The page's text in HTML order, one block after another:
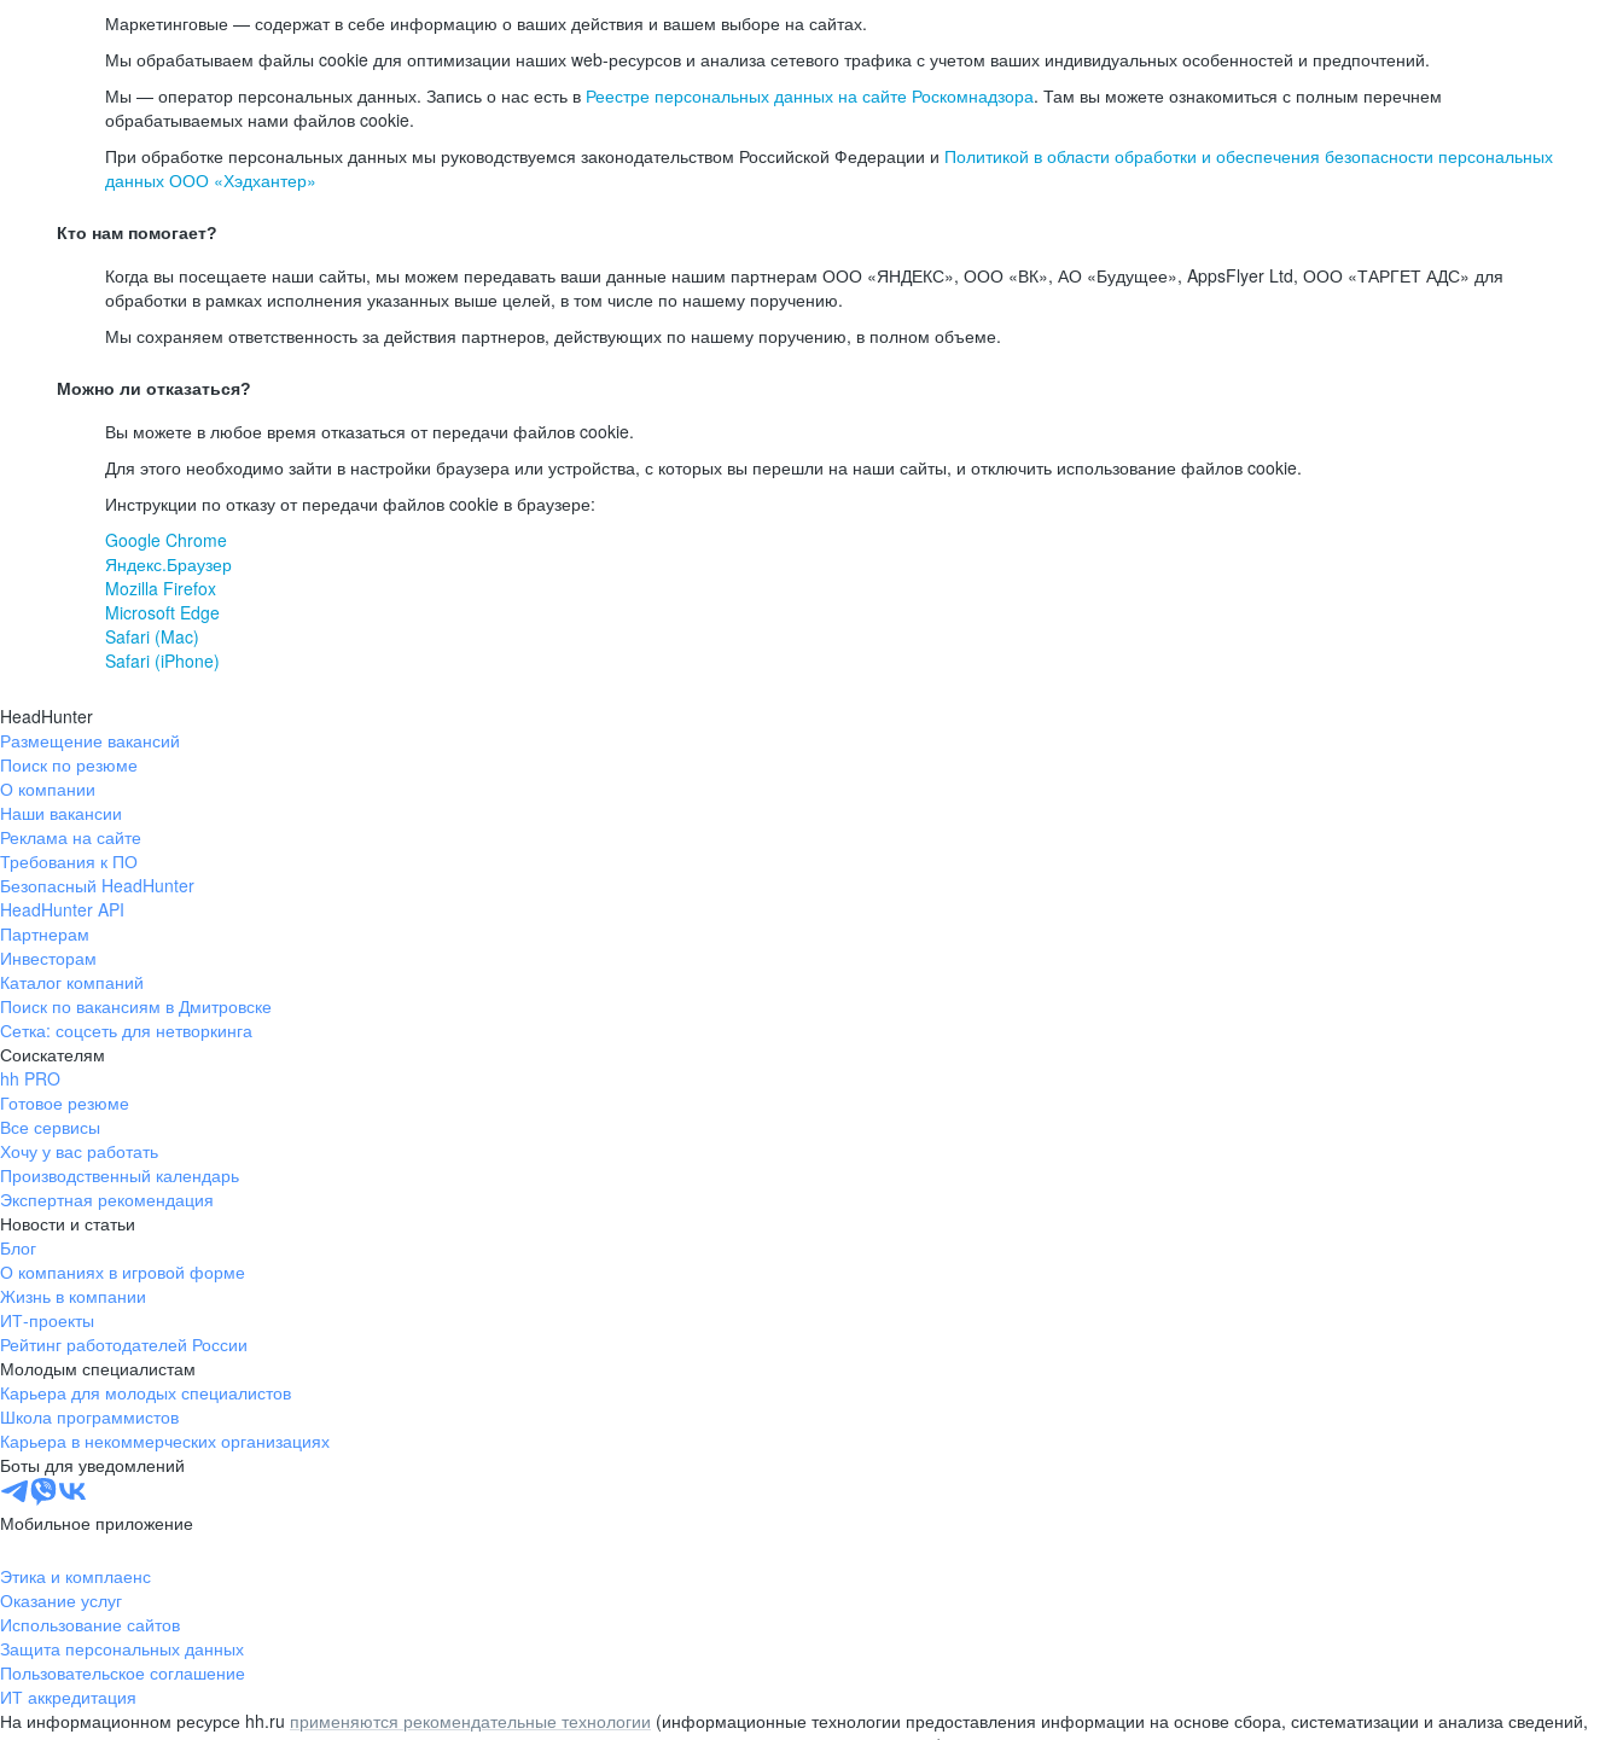
Маркетинговые — содержат в себе информацию о ваших действия и вашем выборе на сайтах.
Мы обрабатываем файлы cookie для оптимизации наших web-ресурсов и анализа сетевого трафика с учетом ваших индивидуальных особенностей и предпочтений.
Мы — оператор персональных данных. Запись о нас есть в Реестре персональных данных на сайте Роскомнадзора. Там вы можете ознакомиться с полным перечнем
обрабатываемых нами файлов cookie.
При обработке персональных данных мы руководствуемся законодательством Российской Федерации и Политикой в области обработки и обеспечения безопасности персональных
данных ООО «Хэдхантер»
Кто нам помогает?
Когда вы посещаете наши сайты, мы можем передавать ваши данные нашим партнерам ООО «ЯНДЕКС», ООО «ВК», АО «Будущее», AppsFlyer Ltd, ООО «ТАРГЕТ АДС» для
обработки в рамках исполнения указанных выше целей, в том числе по нашему поручению.
Мы сохраняем ответственность за действия партнеров, действующих по нашему поручению, в полном объеме.
Можно ли отказаться?
Вы можете в любое время отказаться от передачи файлов cookie.
Для этого необходимо зайти в настройки браузера или устройства, с которых вы перешли на наши сайты, и отключить использование файлов cookie.
Инструкции по отказу от передачи файлов cookie в браузере:
Google Chrome
Яндекс.Браузер
Mozilla Firefox
Microsoft Edge
Safari (Mac)
Safari (iPhone)
HeadHunter
Размещение вакансий
Поиск по резюме
О компании
Наши вакансии
Реклама на сайте
Требования к ПО
Безопасный HeadHunter
HeadHunter API
Партнерам
Инвесторам
Каталог компаний
Поиск по вакансиям в Дмитровске
Сетка: соцсеть для нетворкинга
Соискателям
hh PRO
Готовое резюме
Все сервисы
Хочу у вас работать
Производственный календарь
Экспертная рекомендация
Новости и статьи
Блог
О компаниях в игровой форме
Жизнь в компании
ИТ-проекты
Рейтинг работодателей России
Молодым специалистам
Карьера для молодых специалистов
Школа программистов
Карьера в некоммерческих организациях
Боты для уведомлений
Мобильное приложение
Этика и комплаенс
Оказание услуг
Использование сайтов
Защита персональных данных
Пользовательское соглашение
ИТ аккредитация
На информационном ресурсе hh.ru применяются рекомендательные технологии (информационные технологии предоставления информации на основе сбора, систематизации и анализа сведений,